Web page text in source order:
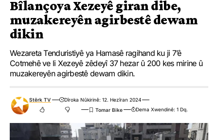
Bîlançoya Xezeyê giran dibe,
muzakereyên agirbestê dewam
dikin
Wezareta Tenduristiyê ya Hamasê ragihand ku ji 7’ê
Cotmehê ve li Xezeyê zêdeyî 37 hezar û 200 kes mirine û
muzakereyên agirbestê dewam dikin.
Stêrk TV
Dîroka Nûkirinê: 12. Hezîran 2024
Dema Xwendinê: 1 Dq.